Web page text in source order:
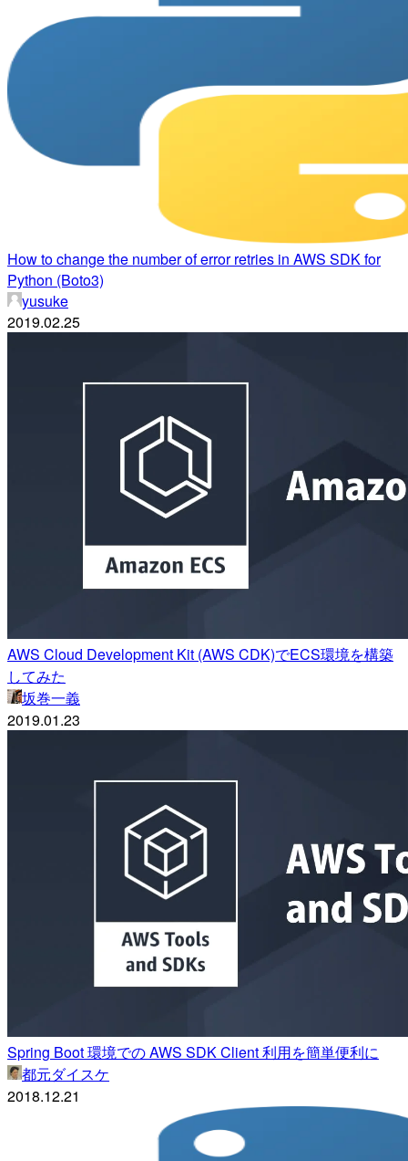
How to change the number of error retries in AWS SDK for
Python (Boto3)
yusuke
2019.02.25
AWS Cloud Development Kit (AWS CDK)でECS環境を構築
してみた
坂巻一義
2019.01.23
Spring Boot 環境での AWS SDK Client 利用を簡単便利に
都元ダイスケ
2018.12.21